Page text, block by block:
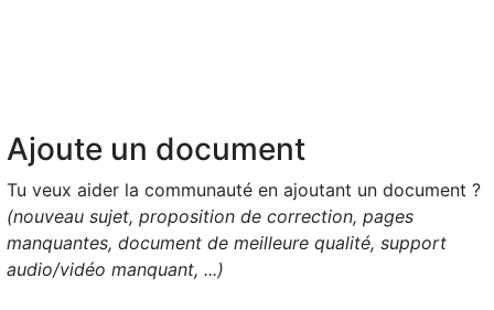
Ajoute un document
Tu veux aider la communauté en ajoutant un document ?
(nouveau sujet, proposition de correction, pages
manquantes, document de meilleure qualité, support
audio/vidéo manquant, ...)